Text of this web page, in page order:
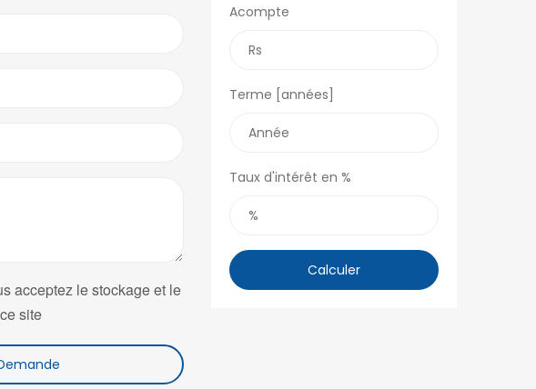
acceptez le stockage et le
site
Acompte
Terme [années]
Taux d'intérêt en %
Calculer